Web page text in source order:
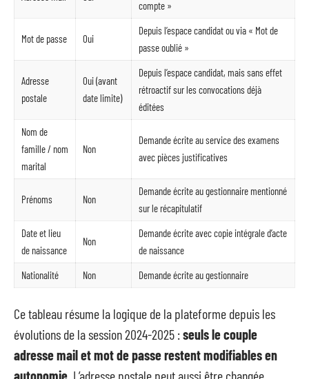
compte »
Mot de passe Oui
Depuis l’espace candidat ou via « Mot de
passe oublié »
Adresse
postale
Oui (avant
date limite)
Depuis l’espace candidat, mais sans effet
rétroactif sur les convocations déjà
éditées
Nom de
famille / nom
marital
Non
Demande écrite au service des examens
avec pièces justificatives
Prénoms Non
Demande écrite au gestionnaire mentionné
sur le récapitulatif
Date et lieu
de naissance
Non
Demande écrite avec copie intégrale d’acte
de naissance
Nationalité
Non Demande écrite au gestionnaire
Ce tableau résume la logique de la plateforme depuis les
évolutions de la session 2024-2025 :seuls le couple
adresse mail et mot de passe restent modifiables en
autonomie. L’adresse postale peut aussi être changée